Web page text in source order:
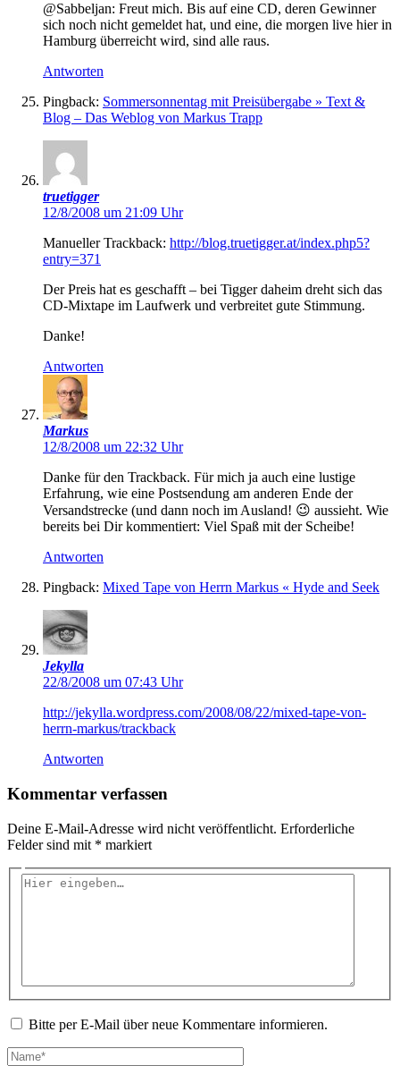
@Sabbeljan: Freut mich. Bis auf eine CD, deren Gewinner
sich noch nicht gemeldet hat, und eine, die morgen live hier in
Hamburg überreicht wird, sind alle raus.
Antworten
Pingback: Sommersonnentag mit Preisübergabe » Text &
Blog – Das Weblog von Markus Trapp
truetigger
12/8/2008 um 21:09 Uhr
Manueller Trackback: http://blog.truetigger.at/index.php5?
entry=371
Der Preis hat es geschafft – bei Tigger daheim dreht sich das
CD-Mixtape im Laufwerk und verbreitet gute Stimmung.
Danke!
Antworten
Markus
12/8/2008 um 22:32 Uhr
Danke für den Trackback. Für mich ja auch eine lustige
Erfahrung, wie eine Postsendung am anderen Ende der
Versandstrecke (und dann noch im Ausland! 😉 aussieht. Wie
bereits bei Dir kommentiert: Viel Spaß mit der Scheibe!
Antworten
Pingback: Mixed Tape von Herrn Markus « Hyde and Seek
Jekylla
22/8/2008 um 07:43 Uhr
http://jekylla.wordpress.com/2008/08/22/mixed-tape-von-
herrn-markus/trackback
Antworten
Kommentar verfassen
Deine E-Mail-Adresse wird nicht veröffentlicht. Erforderliche
Felder sind mit * markiert
Hier
Bitte per E-Mail über neue Kommentare informieren.
Name*